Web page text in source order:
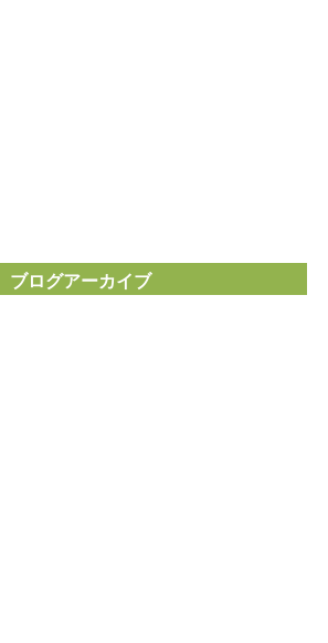
ブログアーカイブ